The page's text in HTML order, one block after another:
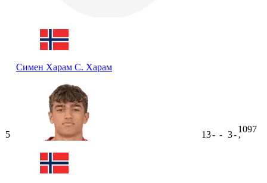
Симен Харам С. Харам
5 13- - 3-
1097
ʼ